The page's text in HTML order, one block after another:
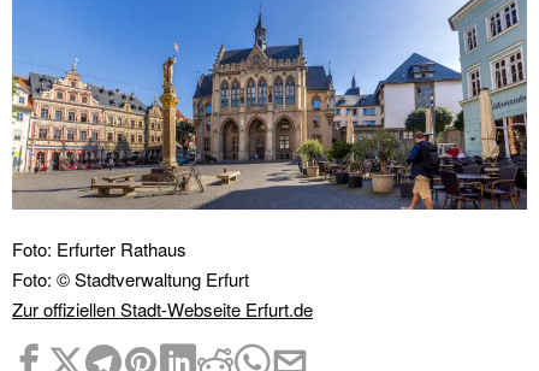
Foto: Erfurter Rathaus
Foto: © Stadtverwaltung Erfurt
Zur offiziellen Stadt-Webseite Erfurt.de